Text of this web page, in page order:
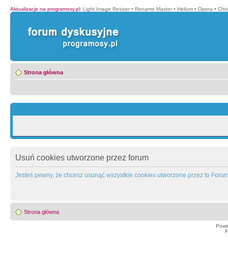
Aktualizacje na programosy.pl: Light Image Resizer • Rename Master • Helium • Opera •
Strona główna
Usuń cookies utworzone przez forum
Jesteś pewny, że chcesz usunąć wszystkie cookies utworzone przez to
Strona główna